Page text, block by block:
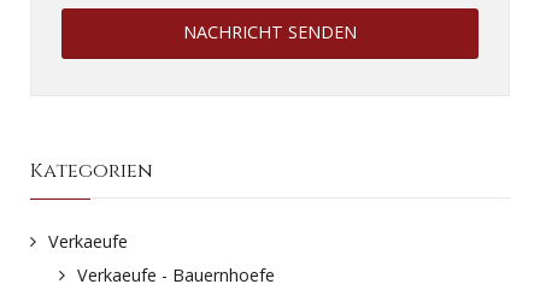
NACHRICHT SENDEN
Kategorien
Verkaeufe
Verkaeufe - Bauernhoefe